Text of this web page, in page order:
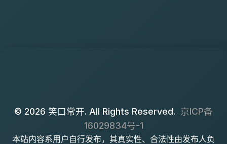
© 2026 笑口常开. All Rights Reserved. 京ICP备
16029834号-1
本站内容系用户自行发布，其真实性、合法性由发布人负